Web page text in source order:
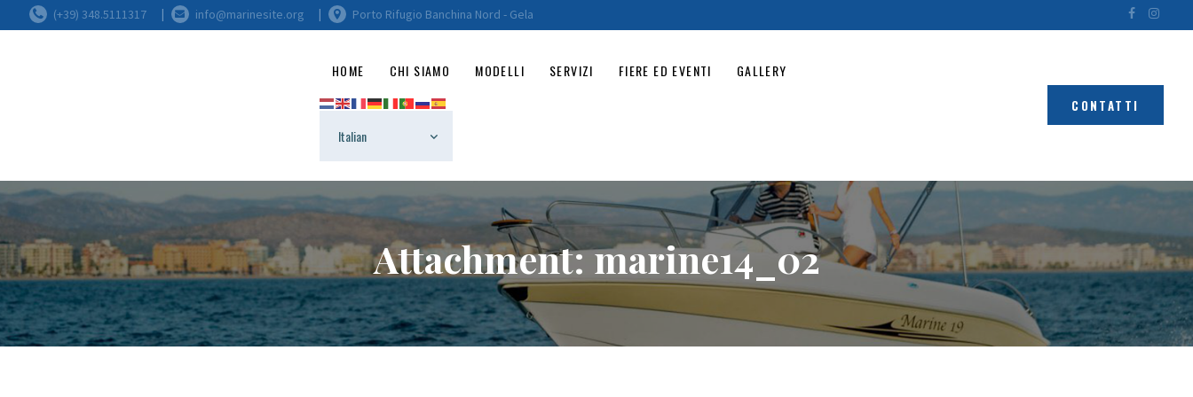
(+39) 348.5111317 info@marinesite.org Porto Rifugio Banchina Nord - Gela
HOME CHI SIAMO MODELLI SERVIZI FIERE ED EVENTI GALLERY
CONTATTI
Attachment: marine14_02
HOME
CHI SIAMO
FIERE ED EVENTI
GALLERY